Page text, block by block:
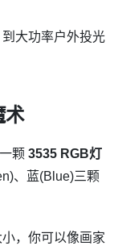
大功率户外投光
术
颗 3535 RGB灯
、蓝(Blue)三颗
，你可以像画家